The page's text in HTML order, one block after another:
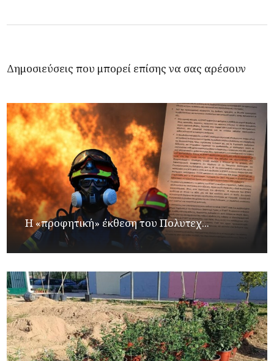
Δημοσιεύσεις που μπορεί επίσης να σας αρέσουν
Η «προφητική» έκθεση του Πολυτεχ...